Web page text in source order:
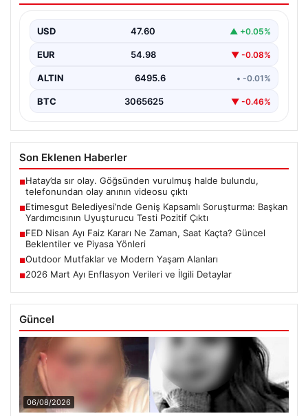
Çıktı
Ankara’nın Etimesgut ilçesinde yer alan belediyeye
yönelik yürütülen kapsamlı bir soruşturmanın son
aşamasında önemli…
USD 47.60 ▲ +0.05%
EUR 54.98 ▼ -0.08%
ALTIN 6495.6 • -0.01%
BTC 3065625 ▼ -0.46%
Son Eklenen Haberler
■Hatay’da sır olay. Göğsünden vurulmuş halde bulundu,
telefonundan olay anının videosu çıktı
■Etimesgut Belediyesi’nde Geniş Kapsamlı Soruşturma: Başkan
Yardımcısının Uyuşturucu Testi Pozitif Çıktı
■FED Nisan Ayı Faiz Kararı Ne Zaman, Saat Kaçta? Güncel
Beklentiler ve Piyasa Yönleri
■Outdoor Mutfaklar ve Modern Yaşam Alanları
■2026 Mart Ayı Enflasyon Verileri ve İlgili Detaylar
Güncel
06/08/2026